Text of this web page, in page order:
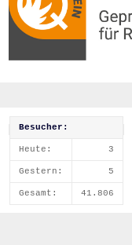
Besucher:
Heute: 3
Gestern: 5
Gesamt: 41.806